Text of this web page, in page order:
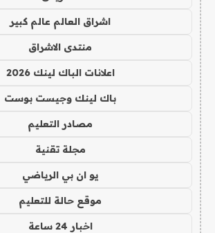
اشراق العالم عالم كبير
منتدى الاشراق
اعلانات الباك لينك 2026
باك لينك وجيست بوست
مصادر التعليم
مجلة تقنية
يو ان بي الرياضي
موقع حالة للتعليم
اخبار 24 ساعة